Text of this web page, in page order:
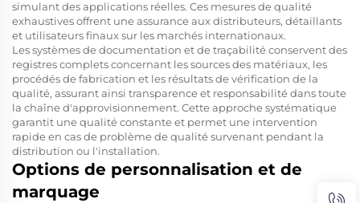
simulant des applications réelles. Ces mesures de qualité
exhaustives offrent une assurance aux distributeurs, détaillants
et utilisateurs finaux sur les marchés internationaux.
Les systèmes de documentation et de traçabilité conservent des
registres complets concernant les sources des matériaux, les
procédés de fabrication et les résultats de vérification de la
qualité, assurant ainsi transparence et responsabilité dans toute
la chaîne d'approvisionnement. Cette approche systématique
garantit une qualité constante et permet une intervention
rapide en cas de problème de qualité survenant pendant la
distribution ou l'installation.
Options de personnalisation et de
marquage